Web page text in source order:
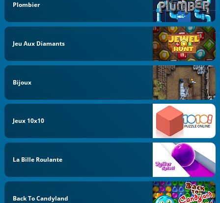
Plombier
Jeu Aux Diamants
Bijoux
Jeux 10x10
La Bille Roulante
Back To Candyland